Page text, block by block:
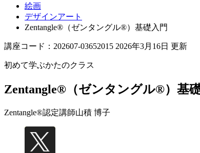
絵画
デザインアート
Zentangle®（ゼンタングル®）基礎入門
講座コード：202607-03652015 2026年3月16日 更新
初めて学ぶかたのクラス
Zentangle®（ゼンタングル®）基
Zentangle®認定講師山積 博子